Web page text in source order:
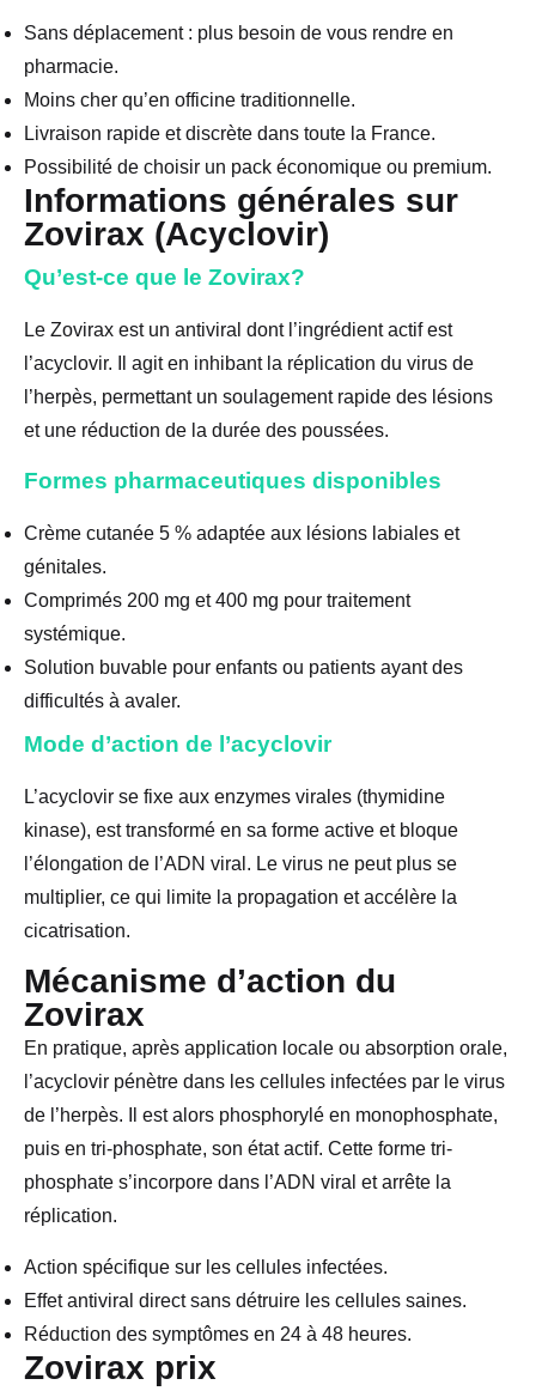
Sans déplacement : plus besoin de vous rendre en
pharmacie.
Moins cher qu’en officine traditionnelle.
Livraison rapide et discrète dans toute la France.
Possibilité de choisir un pack économique ou premium.
Informations générales sur
Zovirax (Acyclovir)
Qu’est-ce que le Zovirax?
Le Zovirax est un antiviral dont l’ingrédient actif est
l’acyclovir. Il agit en inhibant la réplication du virus de
l’herpès, permettant un soulagement rapide des lésions
et une réduction de la durée des poussées.
Formes pharmaceutiques disponibles
Crème cutanée 5 % adaptée aux lésions labiales et
génitales.
Comprimés 200 mg et 400 mg pour traitement
systémique.
Solution buvable pour enfants ou patients ayant des
difficultés à avaler.
Mode d’action de l’acyclovir
L’acyclovir se fixe aux enzymes virales (thymidine
kinase), est transformé en sa forme active et bloque
l’élongation de l’ADN viral. Le virus ne peut plus se
multiplier, ce qui limite la propagation et accélère la
cicatrisation.
Mécanisme d’action du
Zovirax
En pratique, après application locale ou absorption orale,
l’acyclovir pénètre dans les cellules infectées par le virus
de l’herpès. Il est alors phosphorylé en monophosphate,
puis en tri-phosphate, son état actif. Cette forme tri-
phosphate s’incorpore dans l’ADN viral et arrête la
réplication.
Action spécifique sur les cellules infectées.
Effet antiviral direct sans détruire les cellules saines.
Réduction des symptômes en 24 à 48 heures.
Zovirax prix